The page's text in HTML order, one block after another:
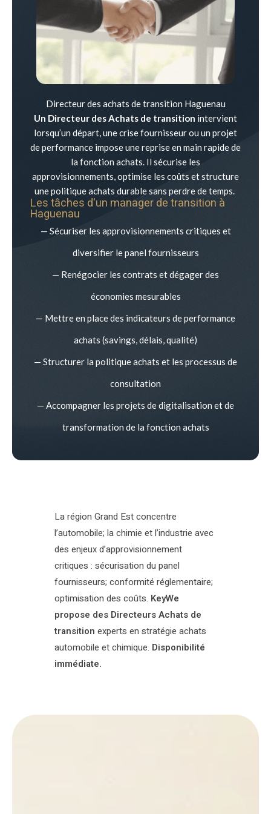
Directeur des achats de transition Haguenau
Un Directeur des Achats de transition intervient
lorsqu’un départ, une crise fournisseur ou un projet
de performance impose une reprise en main rapide de
la fonction achats. Il sécurise les
approvisionnements, optimise les coûts et structure
une politique achats durable sans perdre de temps.
Les tâches d'un manager de transition à
Haguenau
— Sécuriser les approvisionnements critiques et
diversifier le panel fournisseurs
— Renégocier les contrats et dégager des
économies mesurables
— Mettre en place des indicateurs de performance
achats (savings, délais, qualité)
— Structurer la politique achats et les processus de
consultation
— Accompagner les projets de digitalisation et de
transformation de la fonction achats
La région Grand Est concentre
l’automobile; la chimie et l’industrie avec
des enjeux d’approvisionnement
critiques : sécurisation du panel
fournisseurs; conformité réglementaire;
optimisation des coûts. KeyWe
propose des Directeurs Achats de
transition experts en stratégie achats
automobile et chimique. Disponibilité
immédiate.